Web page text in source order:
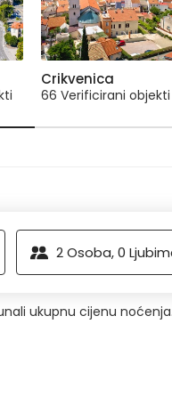
Crikvenica
66 Verificirani objekti
2Osoba,0
ukupnu cijenu noćenja.